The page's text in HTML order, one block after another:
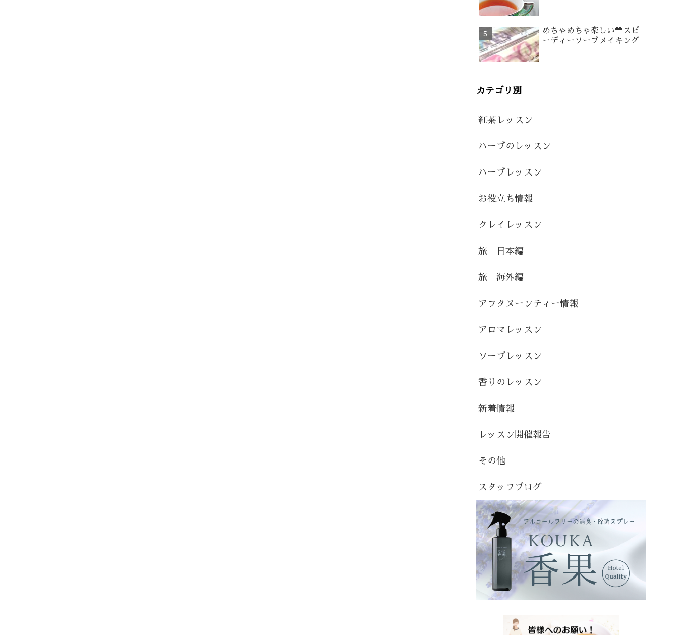
めちゃめちゃ楽しい💛スピ
ーディーソープメイキング
カテゴリ別
紅茶レッスン
ハーブのレッスン
ハーブレッスン
お役立ち情報
クレイレッスン
旅 日本編
旅 海外編
アフタヌーンティー情報
アロマレッスン
ソープレッスン
香りのレッスン
新着情報
レッスン開催報告
その他
スタッフブログ